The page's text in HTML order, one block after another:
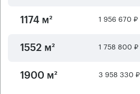
1174 м² 1 956 670 ₽
1552 м² 1 758 800 ₽
1900 м² 3 958 330 ₽